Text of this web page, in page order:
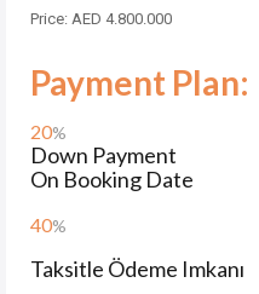
Price: AED 4.800.000
Payment Plan:
20%
Down Payment
On Booking Date
40%
Taksitle Ödeme Imkanı